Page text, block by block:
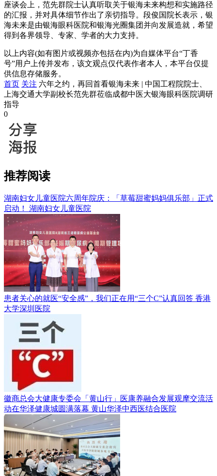
座谈会上，范先群院士认真听取关于银海未来构想和实施路径
的汇报，并对具体细节作出了亲切指导。段俊国院长表示，银
海未来是由银海眼科医院和银海光圈集团并向发展造就，希望
得到各界领导、专家、学者的大力支持。
以上内容(如有图片或视频亦包括在内)为自媒体平台“丁香
号”用户上传并发布，该文观点仅代表作者本人，本平台仅提
供信息存储服务。
首页 关注 六年之约，再回首看银海未来 | 中国工程院院士、
上海交通大学副校长范先群莅临成都中医大银海眼科医院调研
指导
0
推荐阅读
湖南妇女儿童医院六周年院庆：「草莓甜蜜妈妈俱乐部」正式
启动！ 湖南妇女儿童医院
患者关心的就医“安全感”，我们正在用“三个C”认真回答 香港
大学深圳医院
徽商总会大健康专委会「黄山行」医康养融合发展观摩交流活
动在华泽健康城圆满落幕 黄山华泽中西医结合医院